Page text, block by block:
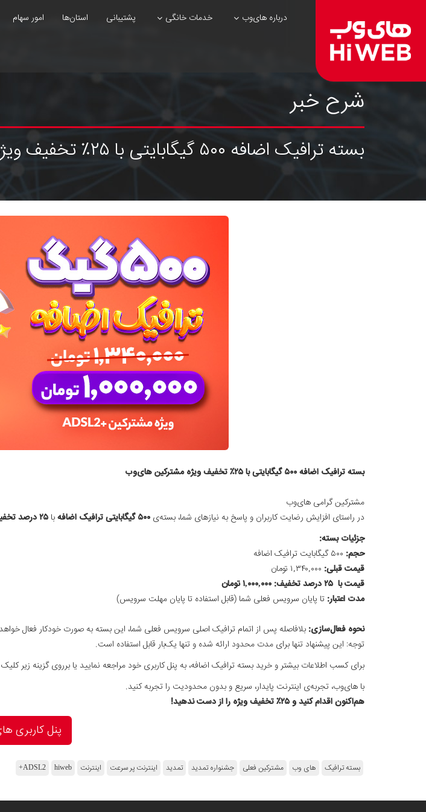
درباره های‌وب خدمات خانگی پشتیبانی استان‌ها امور سهام
شرح خبر
بسته ترافیک اضافه ۵۰۰ گیگابایتی با ۲۵٪ تخفیف ویژه مشترکین های‌وب
بسته ترافیک اضافه ۵۰۰ گیگابایتی با ۲۵٪ تخفیف ویژه مشترکین های‌وب
مشترکین گرامی های‌وب
در راستای افزایش رضایت کاربران و پاسخ به نیازهای شما، بسته‌ی ۵۰۰ گیگابایتی ترافیک اضافه با ۲۵ درصد تخفیف ویژه
جزئیات بسته:
حجم:
قیمت قبلی:
قیمت با ۲۵ درصد تخفیف: ۱,۰۰۰,۰۰۰ تومان
مدت اعتبار: تا پایان سرویس فعلی شما (قابل استفاده تا پایان مهلت سرویس)
نحوه فعال‌سازی: بلافاصله پس از اتمام ترافیک اصلی سرویس فعلی شما، این بسته به صورت خودکار فعال
توجه: این پیشنهاد تنها برای مدت محدود ارائه شده و تنها یک‌بار قابل استفاده است.
برای کسب اطلاعات بیشتر و خرید بسته ترافیک اضافه، به پنل کاربری خود مراجعه نمایید یا برروی گزینه زیر
با های‌وب، تجربه‌ی اینترنت پایدار، سریع و بدون محدودیت را تجربه کنید.
هم‌اکنون اقدام کنید و ۲۵٪ تخفیف ویژه را از دست ندهید!
پنل کاربری
بسته ترافیک های وب مشترکین فعلی جشنواره تمدید تمدید اینترنت پر سرعت اینترنت hiweb
ADSL2+